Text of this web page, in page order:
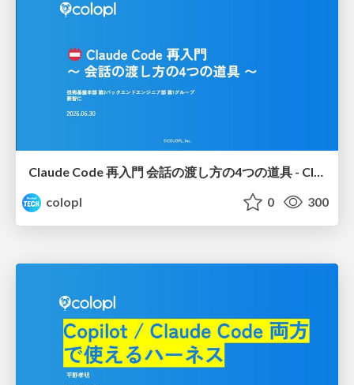
Claude Code 再入門 会話の渡し方の4つの道具 - Claude Codeスキル・ハーネス社内勉強会
colopl
0 300